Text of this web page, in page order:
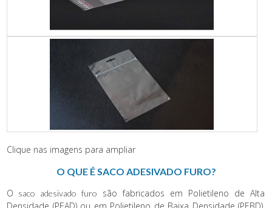
Clique nas imagens para ampliar
O QUE É SACO ADESIVADO FURO?
O saco adesivado furo
são fabricados em Polietileno de Alta